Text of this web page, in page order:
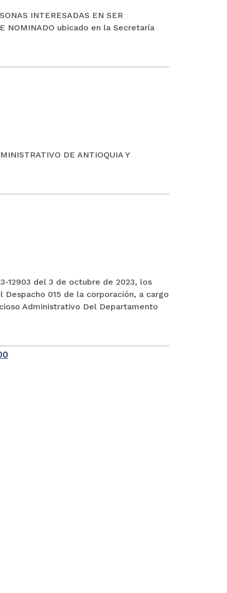
INTERESADAS EN SER
NOMINADO ubicado en la Secretaría
DE ANTIOQUIA Y
12903 del 3 de octubre de 2023, los
015 de la corporación, a cargo
Administrativo Del Departamento